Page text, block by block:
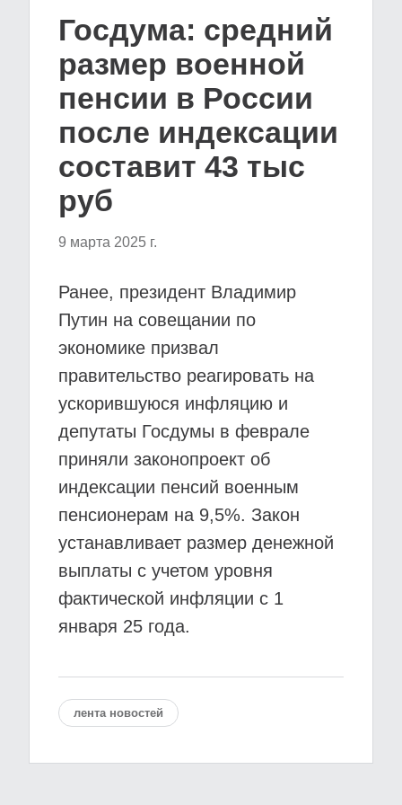
Госдума: средний
размер военной
пенсии в России
после индексации
составит 43 тыс
руб
9 марта 2025 г.
Ранее, президент Владимир
Путин на совещании по
экономике призвал
правительство реагировать на
ускорившуюся инфляцию и
депутаты Госдумы в феврале
приняли законопроект об
индексации пенсий военным
пенсионерам на 9,5%. Закон
устанавливает размер денежной
выплаты с учетом уровня
фактической инфляции с 1
января 25 года.
лента новостей